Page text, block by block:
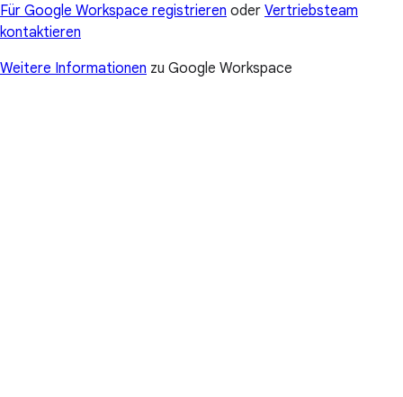
Für Google Workspace registrieren oder Vertriebsteam
kontaktieren
Weitere Informationen zu Google Workspace